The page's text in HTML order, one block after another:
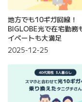
地方でも10ギガ回線！
BIGLOBE光で在宅勤務
イベートも大満足
2025-12-25